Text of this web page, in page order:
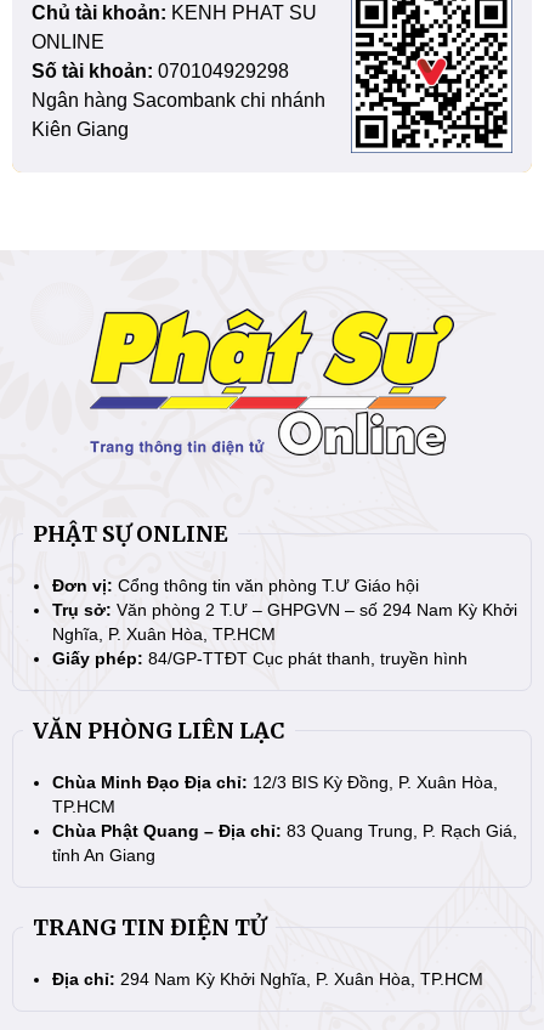
Chủ tài khoản: KENH PHAT SU
ONLINE
Số tài khoản: 070104929298
Ngân hàng Sacombank chi nhánh
Kiên Giang
PHẬT SỰ ONLINE
Đơn vị: Cổng thông tin văn phòng T.Ư Giáo hội
Trụ sở: Văn phòng 2 T.Ư – GHPGVN – số 294 Nam Kỳ Khởi
Nghĩa, P. Xuân Hòa, TP.HCM
Giấy phép: 84/GP-TTĐT Cục phát thanh, truyền hình
VĂN PHÒNG LIÊN LẠC
Chùa Minh Đạo Địa chỉ: 12/3 BIS Kỳ Đồng, P. Xuân Hòa,
TP.HCM
Chùa Phật Quang – Địa chỉ: 83 Quang Trung, P. Rạch Giá,
tỉnh An Giang
TRANG TIN ĐIỆN TỬ
Địa chỉ: 294 Nam Kỳ Khởi Nghĩa, P. Xuân Hòa, TP.HCM